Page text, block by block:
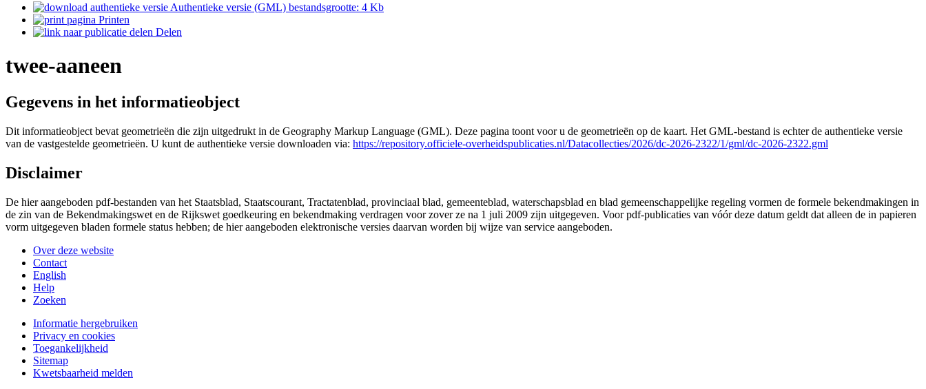
Authentieke versie (GML) bestandsgrootte: 4 Kb
Printen
Delen
twee-aaneen
Gegevens in het informatieobject
Dit informatieobject bevat geometrieën die zijn uitgedrukt in de Geography Markup Language (GML). Deze pagina toont voor u de geometrieën op de kaart. Het GML-bestand is echter de authentieke versie
van de vastgestelde geometrieën. U kunt de authentieke versie downloaden via: https://repository.officiele-overheidspublicaties.nl/Datacollecties/2026/dc-2026-2322/1/gml/dc-2026-2322.gml
Disclaimer
De hier aangeboden pdf-bestanden van het Staatsblad, Staatscourant, Tractatenblad, provinciaal blad, gemeenteblad, waterschapsblad en blad gemeenschappelijke regeling vormen de formele bekendmakingen in
de zin van de Bekendmakingswet en de Rijkswet goedkeuring en bekendmaking verdragen voor zover ze na 1 juli 2009 zijn uitgegeven. Voor pdf-publicaties van vóór deze datum geldt dat alleen de in papieren
vorm uitgegeven bladen formele status hebben; de hier aangeboden elektronische versies daarvan worden bij wijze van service aangeboden.
Over deze website
Contact
English
Help
Zoeken
Informatie hergebruiken
Privacy en cookies
Toegankelijkheid
Sitemap
Kwetsbaarheid melden